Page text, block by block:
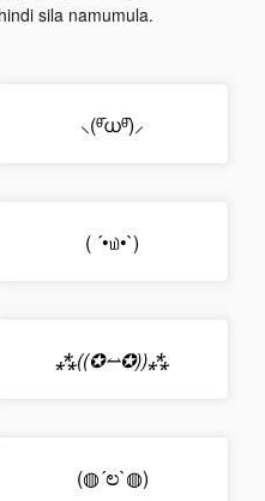
sila namumula.
⸜(ᶿ᷇ധᶿ᷆)⸝
( ´•௰•`)
⁂((✪⥎✪))⁂
(◍´ಲ`◍)